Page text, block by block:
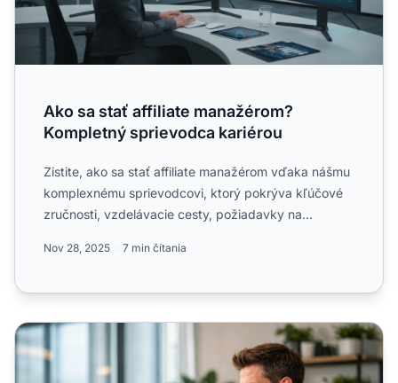
Ako sa stať affiliate manažérom?
Kompletný sprievodca kariérou
Zistite, ako sa stať affiliate manažérom vďaka nášmu
komplexnému sprievodcovi, ktorý pokrýva kľúčové
zručnosti, vzdelávacie cesty, požiadavky na
Nov 28, 2025 7 min čítania
Ako nájsť affiliate manažéra: Kompletný sprievodca